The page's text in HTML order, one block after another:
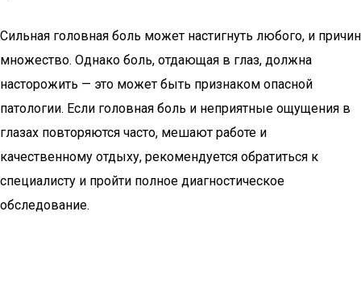
Сильная головная боль может настигнуть любого, и причин
множество. Однако боль, отдающая в глаз, должна
насторожить — это может быть признаком опасной
патологии. Если головная боль и неприятные ощущения в
глазах повторяются часто, мешают работе и
качественному отдыху, рекомендуется обратиться к
специалисту и пройти полное диагностическое
обследование.